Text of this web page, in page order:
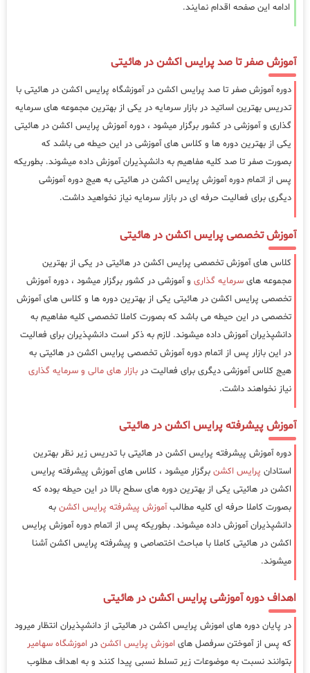
ادامه این صفحه اقدام نمایند.
آموزش صفر تا صد پرایس اکشن در هائیتی
دوره آموزش صفر تا صد پرایس اکشن در آموزشگاه پرایس اکشن در هائیتی با
تدریس بهترین اساتید در بازار سرمایه در یکی از بهترین مجموعه های سرمایه
گذاری و آموزشی در کشور برگزار میشود ، دوره آموزش پرایس اکشن در هائیتی
یکی از بهترین دوره ها و کلاس های آموزشی در این حیطه می باشد که
بصورت صفر تا صد کلیه مفاهیم به دانشپذیران آموزش داده میشوند. بطوریکه
پس از اتمام دوره آموزش پرایس اکشن در هائیتی به هیج دوره آموزشی
دیگری برای فعالیت حرفه ای در بازار سرمایه نیاز نخواهید داشت.
آموزش تخصصی پرایس اکشن در هائیتی
کلاس های آموزش تخصصی پرایس اکشن در هائیتی در یکی از بهترین
مجموعه های سرمایه گذاری و آموزشی در کشور برگزار میشود ، دوره آموزش
تخصصی پرایس اکشن در هائیتی یکی از بهترین دوره ها و کلاس های آموزش
تخصصی در این حیطه می باشد که بصورت کاملا تخصصی کلیه مفاهیم به
دانشپذیران آموزش داده میشوند. لازم به ذکر است دانشپذیران برای فعالیت
در این بازار پس از اتمام دوره آموزش تخصصی پرایس اکشن در هائیتی به
هیج کلاس آموزشی دیگری برای فعالیت در بازار های مالی و سرمایه گذاری
نیاز نخواهند داشت.
آموزش پیشرفته پرایس اکشن در هائیتی
دوره آموزش پیشرفته پرایس اکشن در هائیتی با تدریس زیر نظر بهترین
استادان پرایس اکشن برگزار میشود ، کلاس های آموزش پیشرفته پرایس
اکشن در هائیتی یکی از بهترین دوره های سطح بالا در این حیطه بوده که
بصورت کاملا حرفه ای کلیه مطالبآموزش پیشرفته پرایس اکشن به
دانشپذیران آموزش داده میشوند. بطوریکه پس از اتمام دوره آموزش پرایس
اکشن در هائیتی کاملا با مباحث اختصاصی و پیشرفته پرایس اکشن آشنا
میشوند.
اهداف دوره آموزشی پرایس اکشن در هائیتی
در پایان دوره های اموزش پرایس اکشن در هائیتی از دانشپذیران انتظار میرود
که پس از آموختن سرفصل های اموزش پرایس اکشن در اموزشگاه سهامیر
بتوانند نسبت به موضوعات زیر تسلط نسبی پیدا کنند و به اهداف مطلوب